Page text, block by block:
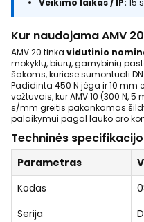
Veikimo laikas / IP: 15
Kur naudojama AMV 20
AMV 20 tinka vidutinio
mokyklų, biurų, gamybinių
šakoms, kuriose sumontuoti
Padidinta 450 N jėga ir 10 mm
vožtuvais, kur AMV 10 (300 N,
s/mm greitis pakankamas
palaikymui pagal lauko oro
Techninės
Parametras
Kodas
Serija